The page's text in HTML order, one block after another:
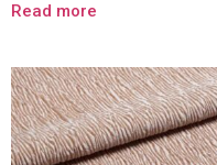
Read more